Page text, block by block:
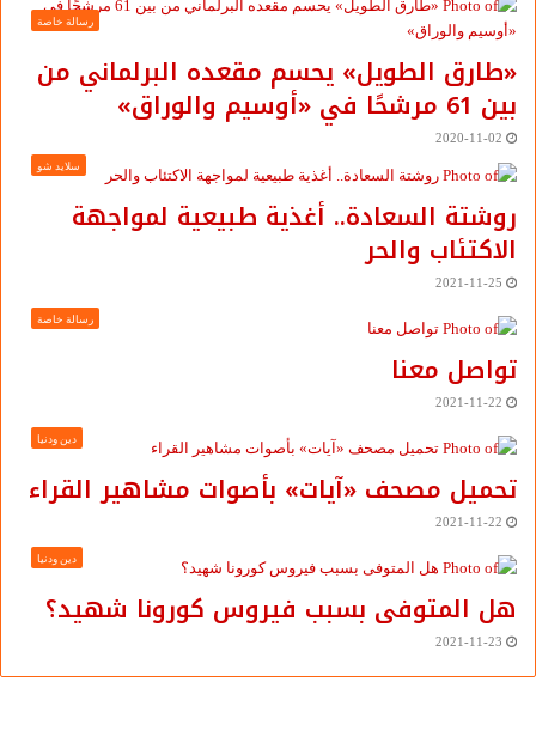
رسالة خاصة
«طارق الطويل» يحسم مقعده البرلماني من
بين 61 مرشحًا في «أوسيم والوراق»
2020-11-02
سلايد شو
روشتة السعادة.. أغذية طبيعية لمواجهة
الاكتئاب والحر
2021-11-25
رسالة خاصة
تواصل معنا
2021-11-22
دين ودنيا
تحميل مصحف «آيات» بأصوات مشاهير القراء
2021-11-22
دين ودنيا
هل المتوفى بسبب فيروس كورونا شهيد؟
2021-11-23